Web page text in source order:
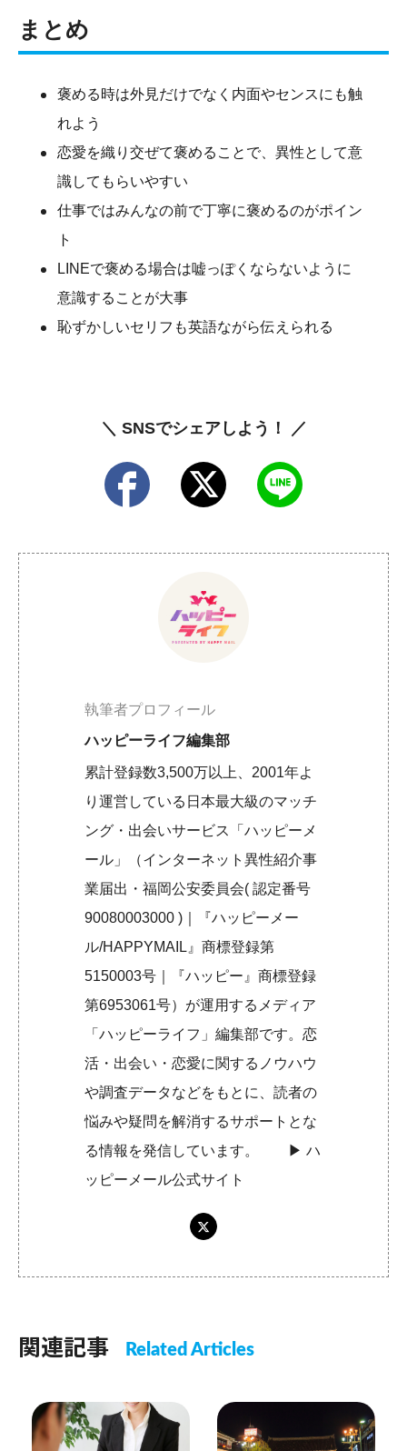
まとめ
褒める時は外見だけでなく内面やセンスにも触
れよう
恋愛を織り交ぜて褒めることで、異性として意
識してもらいやすい
仕事ではみんなの前で丁寧に褒めるのがポイン
ト
LINEで褒める場合は嘘っぽくならないように
意識することが大事
恥ずかしいセリフも英語ながら伝えられる
＼ SNSでシェアしよう！ ／
執筆者プロフィール
ハッピーライフ編集部
累計登録数3,500万以上、2001年よ
り運営している日本最大級のマッチ
ング・出会いサービス「ハッピーメ
ール」（インターネット異性紹介事
業届出・福岡公安委員会( 認定番号
90080003000 )｜『ハッピーメー
ル/HAPPYMAIL』商標登録第
5150003号｜『ハッピー』商標登録
第6953061号）が運用するメディア
「ハッピーライフ」編集部です。恋
活・出会い・恋愛に関するノウハウ
や調査データなどをもとに、読者の
悩みや疑問を解消するサポートとな
る情報を発信しています。 ▶︎ハ
ッピーメール公式サイト
関連記事 Related Articles